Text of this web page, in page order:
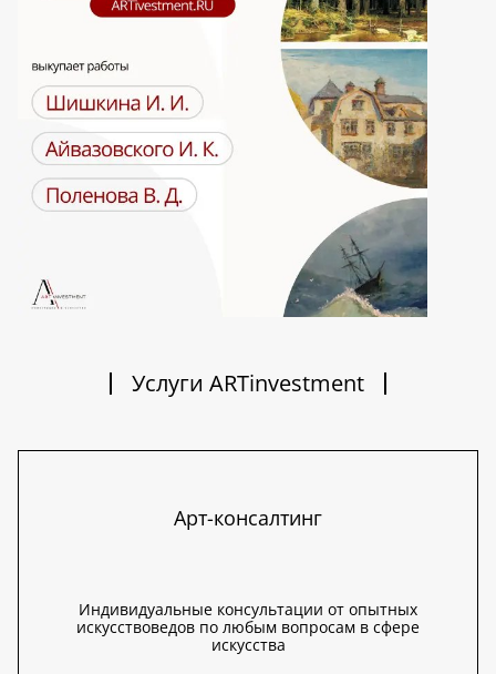
Услуги ARTinvestment
Арт-консалтинг
Индивидуальные консультации от опытных
искусствоведов по любым вопросам в сфере
искусства